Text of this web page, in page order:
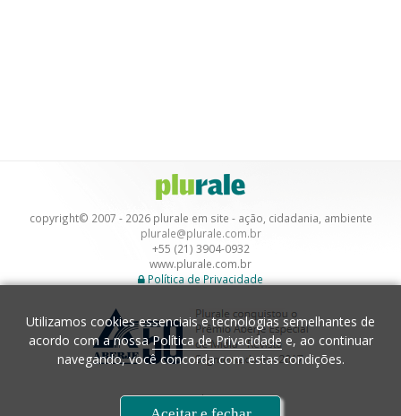
copyright© 2007 - 2026 plurale em site - ação, cidadania, ambiente
plurale@plurale.com.br
+55 (21) 3904-0932
www.plurale.com.br
Política de Privacidade
Desenvolvimento
Utilizamos cookies essenciais e tecnologias semelhantes de
acordo com a nossaPolítica de Privacidadee, ao continuar
navegando, você concorda com estas condições.